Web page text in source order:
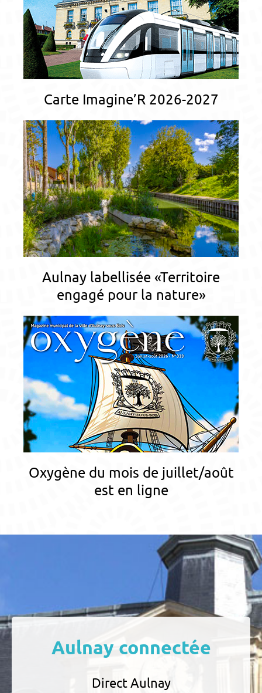
Carte Imagine’R 2026-2027
Aulnay labellisée «Territoire
engagé pour la nature»
Oxygène du mois de juillet/août
est en ligne
Aulnay connectée
Direct Aulnay